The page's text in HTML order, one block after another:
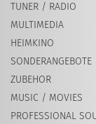
TUNER / RADIO
MULTIMEDIA
HEIMKINO
SONDERANGEBOTE
ZUBEHOR
MUSIC / MOVIES
PROFESSIONAL